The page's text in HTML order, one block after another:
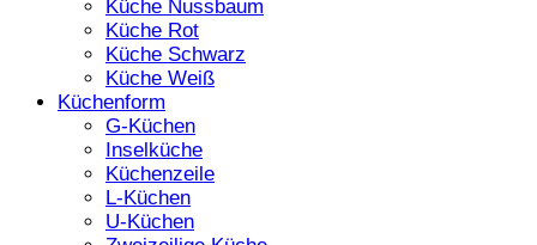
Küche Nussbaum
Küche Rot
Küche Schwarz
Küche Weiß
Küchenform
G-Küchen
Inselküche
Küchenzeile
L-Küchen
U-Küchen